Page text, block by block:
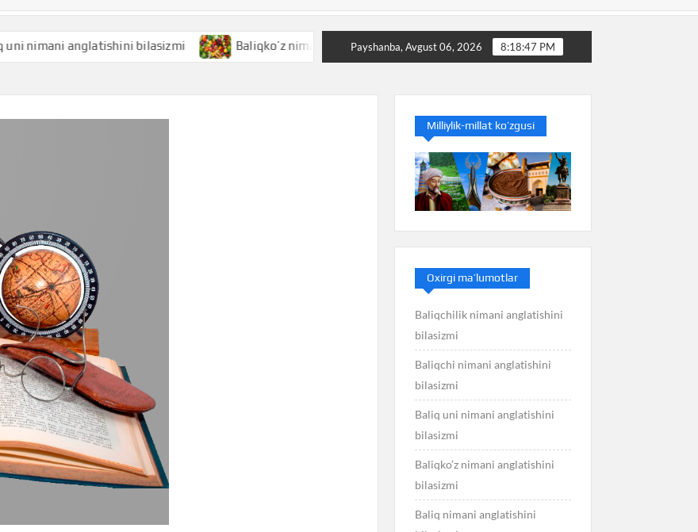
anglatishini bilasizmi Baliqko’z nimani anglatishini bilasizmi Baliq nimani anglatishini bilasizmi
Payshanba, Avgust 06, 2026 8:18:48 PM
Milliylik-millat ko’zgusi
Oxirgi ma’lumotlar
Baliqchilik nimani anglatishini
bilasizmi
Baliqchi nimani anglatishini
bilasizmi
Baliq uni nimani anglatishini
bilasizmi
Baliqko’z nimani anglatishini
bilasizmi
Baliq nimani anglatishini